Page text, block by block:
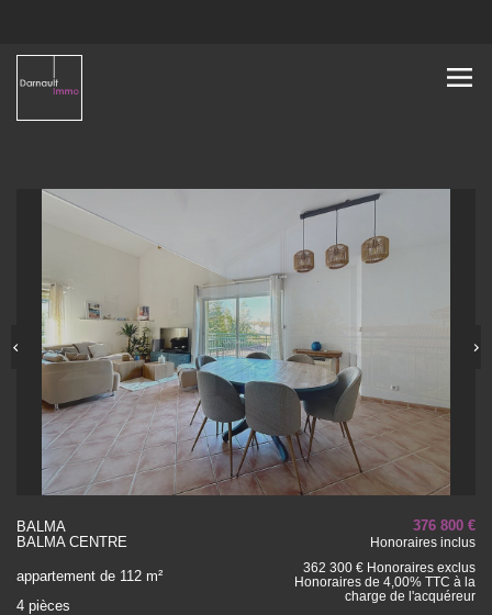
376 800 €
Honoraires inclus
362 300 € Honoraires exclus
Honoraires de 4,00% TTC à la
charge de l'acquéreur
BALMA
BALMA CENTRE
appartement de 112 m²
4 pièces